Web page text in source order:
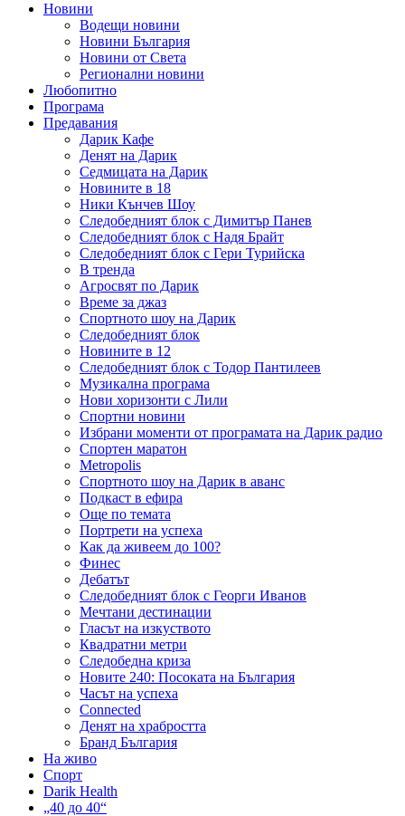
Новини
Водещи новини
Новини България
Новини от Света
Регионални новини
Любопитно
Програма
Предавания
Дарик Кафе
Денят на Дарик
Седмицата на Дарик
Новините в 18
Ники Кънчев Шоу
Следобедният блок с Димитър Панев
Следобедният блок с Надя Брайт
Следобедният блок с Гери Турийска
В тренда
Агросвят по Дарик
Време за джаз
Спортното шоу на Дарик
Следобедният блок
Новините в 12
Следобедният блок с Тодор Пантилеев
Музикална програма
Нови хоризонти с Лили
Спортни новини
Избрани моменти от програмата на Дарик радио
Спортен маратон
Metropolis
Спортното шоу на Дарик в аванс
Подкаст в ефира
Още по темата
Портрети на успеха
Как да живеем до 100?
Финес
Дебатът
Следобедният блок с Георги Иванов
Мечтани дестинации
Гласът на изкуството
Квадратни метри
Следобедна криза
Новите 240: Посоката на България
Часът на успеха
Connected
Денят на храбростта
Бранд България
На живо
Спорт
Darik Health
„40 до 40“